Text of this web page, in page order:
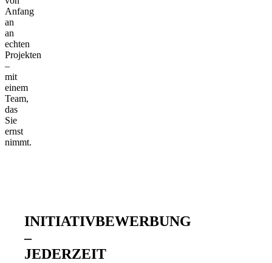
Anfang
an
an
echten
Projekten
–
mit
einem
Team,
das
Sie
ernst
nimmt.
INITIATIVBEWERBUNG
–
JEDERZEIT